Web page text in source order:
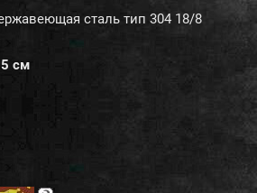
сталь тип 304 18/8
см